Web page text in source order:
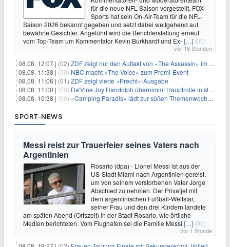
für die neue NFL-Saison vorgestellt. FOX
Sports hat sein On-Air-Team für die NFL-
Saison 2026 bekannt gegeben und setzt dabei weitgehend auf
bewährte Gesichter. Angeführt wird die Berichterstattung erneut
vom Top-Team um Kommentator Kevin Burkhardt und Ex-[…] (00)
vor 16 Stunden
08.08. 12:07 | (02) ZDF zeigt nur den Auftakt von «The Assassin» im Fernsehen
08.08. 11:38 | (00) NBC macht «The Voice» zum Promi-Event
08.08. 11:06 | (01) ZDF zeigt vierte «Precht»-Ausgabe
08.08. 11:00 | (00) Da'Vine Joy Randolph übernimmt Hauptrolle in starbesetzter schwarzer Komödie
08.08. 10:38 | (00) «Camping Paradis» lädt zur süßen Themenwoche ein
SPORT-NEWS
Messi reist zur Trauerfeier seines Vaters nach
Argentinien
Rosario (dpa) - Lionel Messi ist aus der
US-Stadt Miami nach Argentinien gereist,
um von seinem verstorbenen Vater Jorge
Abschied zu nehmen. Der Privatjet mit
dem argentinischen Fußball-Weltstar,
seiner Frau und den drei Kindern landete
am späten Abend (Ortszeit) in der Stadt Rosario, wie örtliche
Medien berichteten. Vom Flughafen sei die Familie Messi […] (00)
vor 1 Stunde